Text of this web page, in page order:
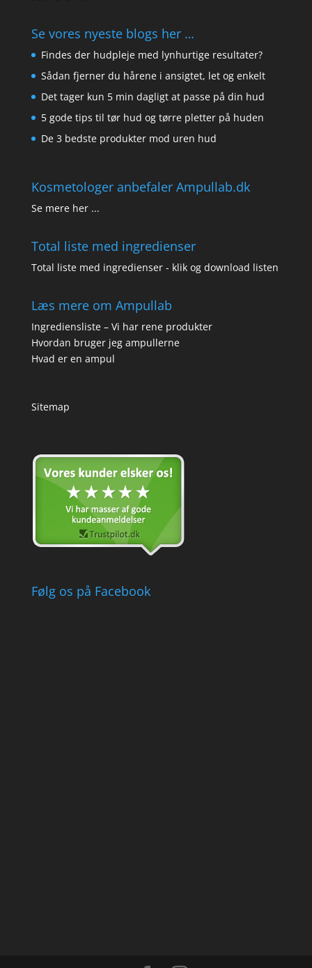
Se vores nyeste blogs her …
Findes der hudpleje med lynhurtige resultater?
Sådan fjerner du hårene i ansigtet, let og enkelt
Det tager kun 5 min dagligt at passe på din hud
5 gode tips til tør hud og tørre pletter på huden
De 3 bedste produkter mod uren hud
Kosmetologer anbefaler Ampullab.dk
Se mere her ...
Total liste med ingredienser
Total liste med ingredienser - klik og download listen
Læs mere om Ampullab
Ingrediensliste – Vi har rene produkter
Hvordan bruger jeg ampullerne
Hvad er en ampul
Sitemap
Følg os på Facebook